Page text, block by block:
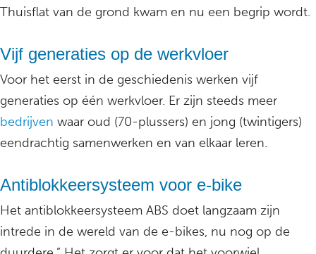
Thuisflat van de grond kwam en nu een begrip wordt.
Vijf generaties op de werkvloer
Voor het eerst in de geschiedenis werken vijf
generaties op één werkvloer. Er zijn steeds meer
bedrijven waar oud (70-plussers) en jong (twintigers)
eendrachtig samenwerken en van elkaar leren.
Antiblokkeersysteem voor e-bike
Het antiblokkeersysteem ABS doet langzaam zijn
intrede in de wereld van de e-bikes, nu nog op de